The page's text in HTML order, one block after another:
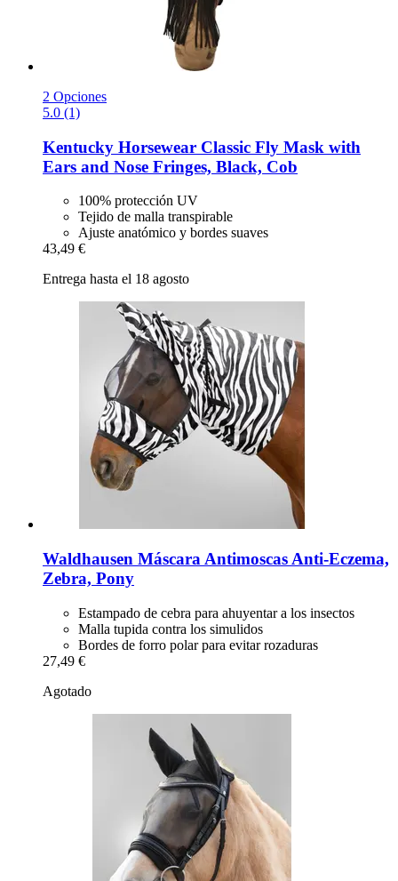
2 Opciones
5.0 (1)
Kentucky Horsewear Classic Fly Mask with
Ears and Nose Fringes, Black, Cob
100% protección UV
Tejido de malla transpirable
Ajuste anatómico y bordes suaves
43,49 €
Entrega hasta el 18 agosto
Waldhausen Máscara Antimoscas Anti-​Eczema,
Zebra, Pony
Estampado de cebra para ahuyentar a los insectos
Malla tupida contra los simulidos
Bordes de forro polar para evitar rozaduras
27,49 €
Agotado